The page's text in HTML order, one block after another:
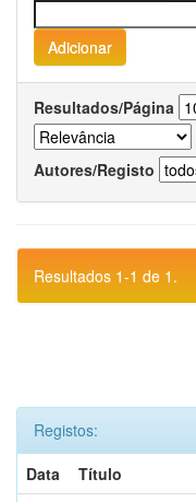
Resultados/Página
Autores/Registo
Resultados 1-1 de 1.
Registos:
Data
Título